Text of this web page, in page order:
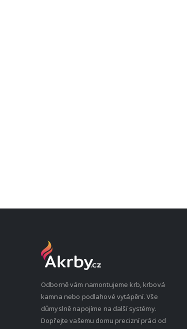
Odborně vám namontujeme krb, krbová
kamna nebo podlahové vytápění. Vše
důmyslně napojíme na další systémy.
Dopřejte vašemu domu precizní práci od